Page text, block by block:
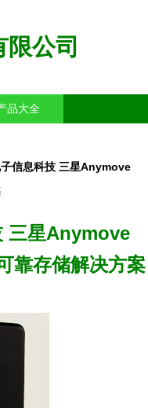
公司
品大全
信息科技 三星Anymove
三星Anymove
靠存储解决方案